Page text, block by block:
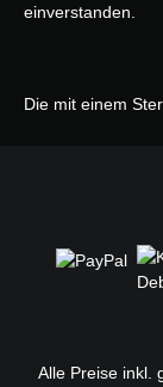
einverstanden.
Die mit einem
Alle Preise inkl.